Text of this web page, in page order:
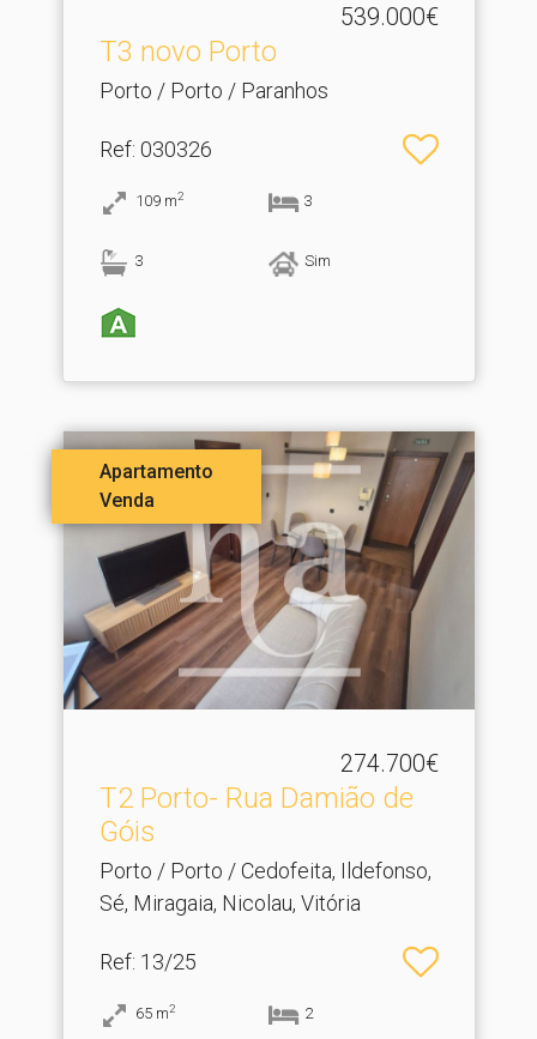
539.000€
T3 novo Porto
Porto / Porto / Paranhos
Ref: 030326
109 m2 3
3 Sim
Apartamento
Venda
274.700€
T2 Porto- Rua Damião de
Góis
Porto / Porto / Cedofeita, Ildefonso,
Sé, Miragaia, Nicolau, Vitória
Ref: 13/25
65 m2 2